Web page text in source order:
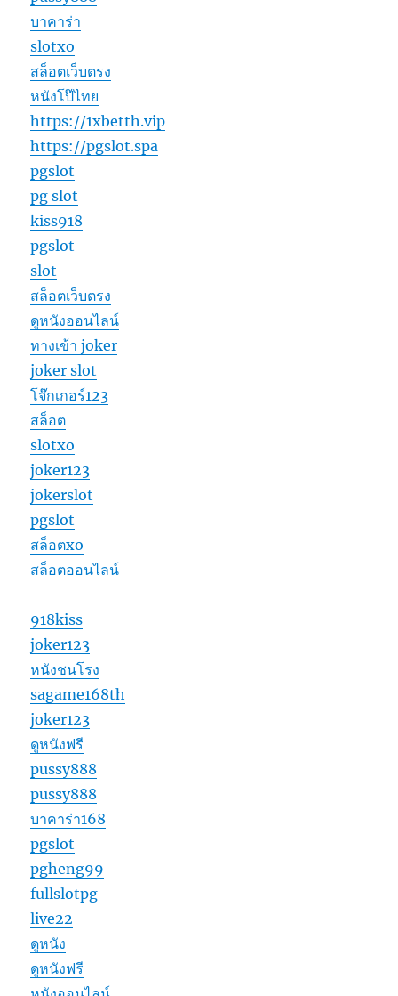
บาคาร่า
slotxo
สล็อตเว็บตรง
หนังโป๊ไทย
https://1xbetth.vip
https://pgslot.spa
pgslot
pg slot
kiss918
pgslot
slot
สล็อตเว็บตรง
ดูหนังออนไลน์
ทางเข้า joker
joker slot
โจ๊กเกอร์123
สล็อต
slotxo
joker123
jokerslot
pgslot
สล็อตxo
สล็อตออนไลน์
918kiss
joker123
หนังชนโรง
sagame168th
joker123
ดูหนังฟรี
pussy888
pussy888
บาคาร่า168
pgslot
pgheng99
fullslotpg
live22
ดูหนัง
ดูหนังฟรี